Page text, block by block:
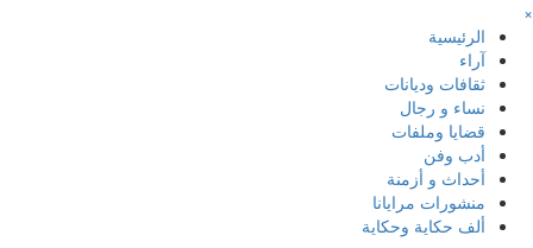
×
الرئيسية
آراء
ثقافات وديانات
نساء و رجال
قضايا وملفات
أدب وفن
أحداث و أزمنة
منشورات مرايانا
ألف حكاية وحكاية